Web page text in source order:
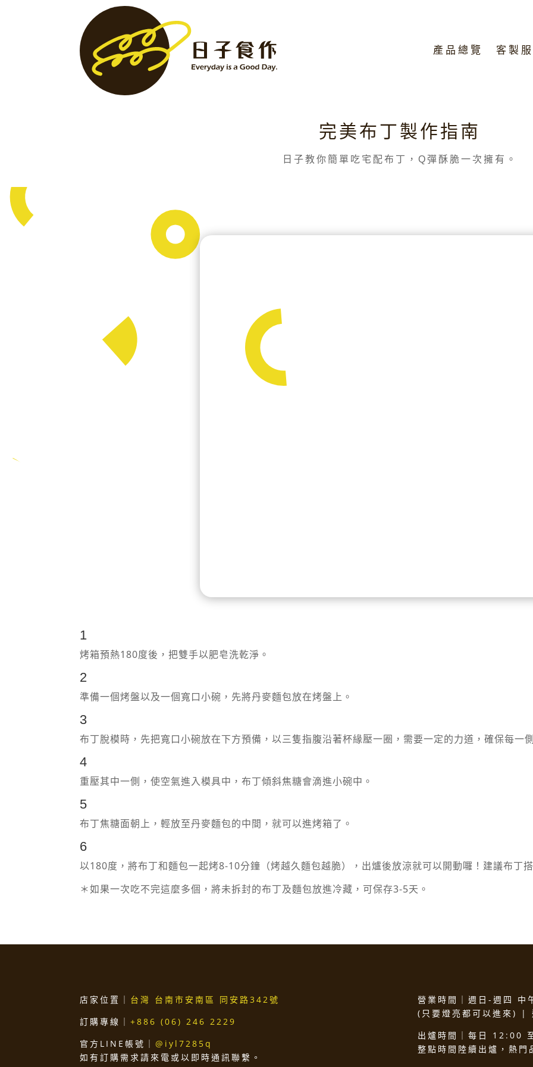
產品總覽 客製
完美布丁製作指南
日子教你簡單吃宅配布丁，Q彈酥脆一次擁有。
1
烤箱預熱180度後，把雙手以肥皂洗乾淨。
2
準備一個烤盤以及一個寬口小碗，先將丹麥麵包放在烤盤上。
3
布丁脫模時，先把寬口小碗放在下方預備，以三隻指腹沿著杯緣壓一圈，需要一定的力道，確保每一
4
重壓其中一側，使空氣進入模具中，布丁傾斜焦糖會滴進小碗中。
5
布丁焦糖面朝上，輕放至丹麥麵包的中間，就可以進烤箱了。
6
以180度，將布丁和麵包一起烤8-10分鐘（烤越久麵包越脆），出爐後放涼就可以開動囉！建議布丁
＊如果一次吃不完這麼多個，將未拆封的布丁及麵包放進冷藏，可保存3-5天。
店家位置｜ 台灣 台南市安南區 同安路342號
訂購專線｜+886 (06) 246 2229
官方LINE帳號｜@iyl7285q
如有訂購需求請來電或以即時通訊聯繫。
營業時間｜週日-週四
(只要燈亮都可以進來) |
出爐時間｜每日 12:00
整點時間陸續出爐，熱門